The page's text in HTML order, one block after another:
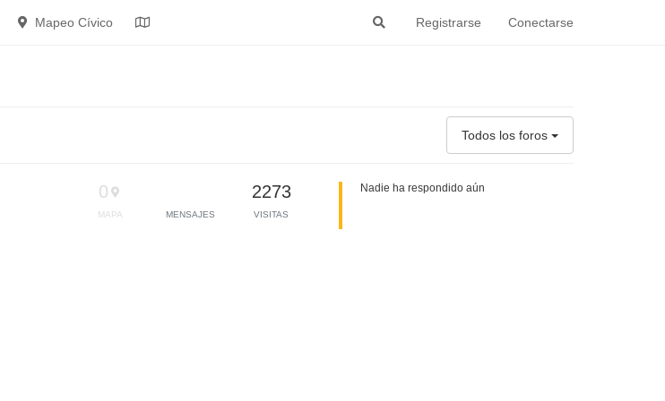
Registrarse Conectarse
Mapeo Cívico
Todos los foros
0
MAPA MENSAJES
2273
VISITAS
Nadie ha respondido aún